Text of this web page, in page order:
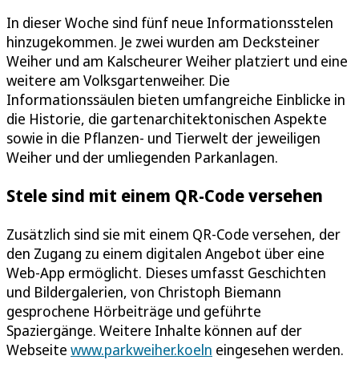
In dieser Woche sind fünf neue Informationsstelen
hinzugekommen. Je zwei wurden am Decksteiner
Weiher und am Kalscheurer Weiher platziert und eine
weitere am Volksgartenweiher. Die
Informationssäulen bieten umfangreiche Einblicke in
die Historie, die gartenarchitektonischen Aspekte
sowie in die Pflanzen- und Tierwelt der jeweiligen
Weiher und der umliegenden Parkanlagen.
Stele sind mit einem QR-Code versehen
Zusätzlich sind sie mit einem QR-Code versehen, der
den Zugang zu einem digitalen Angebot über eine
Web-App ermöglicht. Dieses umfasst Geschichten
und Bildergalerien, von Christoph Biemann
gesprochene Hörbeiträge und geführte
Spaziergänge. Weitere Inhalte können auf der
Webseite www.parkweiher.koeln eingesehen werden.